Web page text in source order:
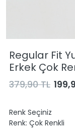
Regular Fit
Erkek Çok
379,90 TL
Renk Seçiniz
Renk: Çok Renkli